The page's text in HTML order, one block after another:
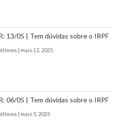
13/05 | Tem dúvidas sobre o IRPF
| maio 12, 2025
06/05 | Tem dúvidas sobre o IRPF
| maio 5, 2025